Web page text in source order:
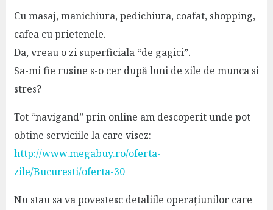
Cu masaj, manichiura, pedichiura, coafat, shopping,
cafea cu prietenele.
Da, vreau o zi superficiala “de gagici”.
Sa-mi fie rusine s-o cer după luni de zile de munca si
stres?
Tot “navigand” prin online am descoperit unde pot
obtine serviciile la care visez:
http://www.megabuy.ro/oferta-
zile/Bucuresti/oferta-30
Nu stau sa va povestesc detaliile operațiunilor care